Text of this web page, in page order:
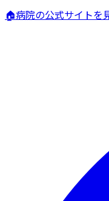
🏠病院の公式サイトを